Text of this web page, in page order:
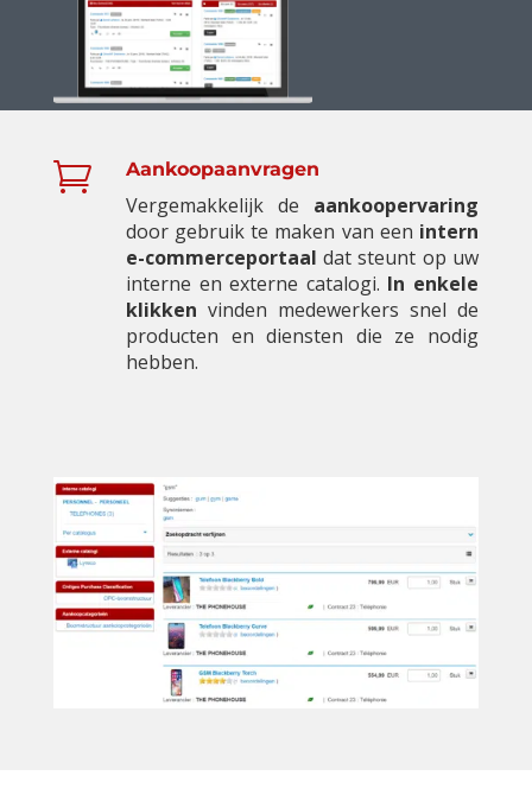
 Aankoopaanvragen
Vergemakkelijk de aankoopervaring
door gebruik te maken van een intern
e-commerceportaal dat steunt op uw
interne en externe catalogi. In enkele
klikken vinden medewerkers snel de
producten en diensten die ze nodig
hebben.